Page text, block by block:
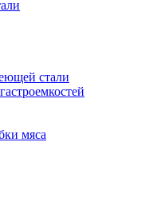
стали
мяса